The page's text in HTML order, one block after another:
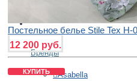
ПОДУШКИ
Бренды
Asabella
Постельное белье Stile Tex
12 200 руб.
КУПИТЬ